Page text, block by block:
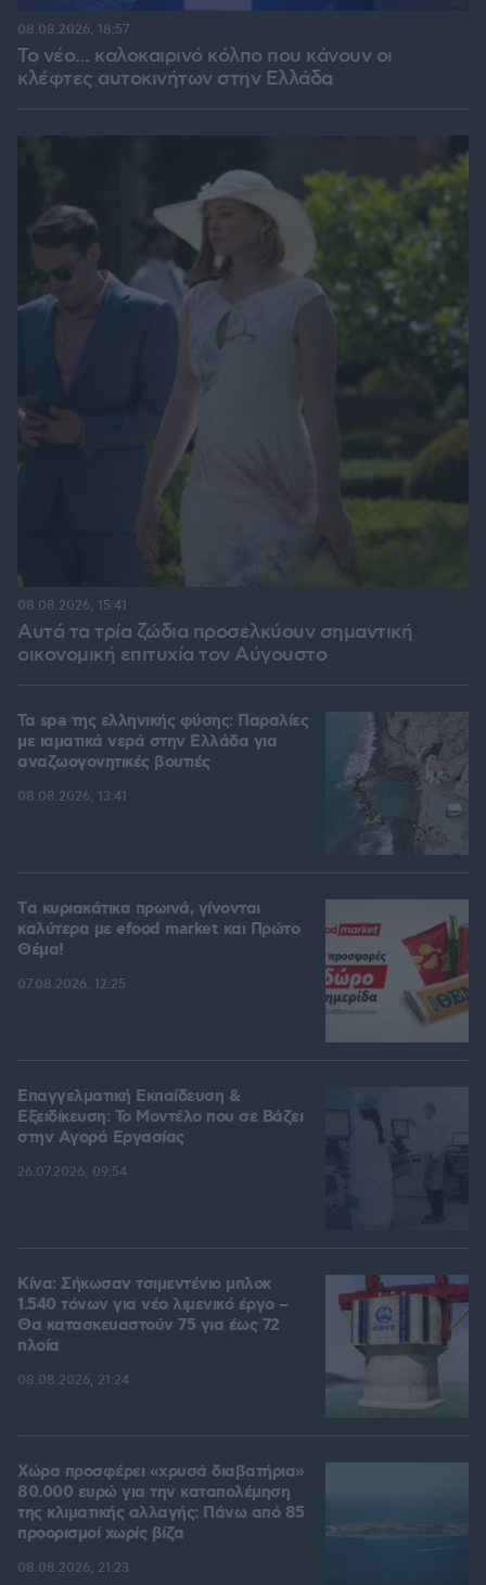
Το νέο... καλοκαιρινό κόλπο που κάνουν οι
κλέφτες αυτοκινήτων στην Ελλάδα
08.08.2026, 18:57
Αυτά τα τρία ζώδια προσελκύουν σημαντική
οικονομική επιτυχία τον Αύγουστο
08.08.2026, 15:41
Τα spa της ελληνικής φύσης: Παραλίες
με ιαματικά νερά στην Ελλάδα για
αναζωογονητικές βουτιές
08.08.2026, 13:41
Tα κυριακάτικα πρωινά, γίνονται
καλύτερα με efood market και Πρώτο
Θέμα!
07.08.2026, 12:25
Επαγγελματική Εκπαίδευση &
Εξειδίκευση: Το Mοντέλο που σε Bάζει
στην Aγορά Eργασίας
26.07.2026, 09:54
Κίνα: Σήκωσαν τσιμεντένιο μπλοκ
1.540 τόνων για νέο λιμενικό έργο –
Θα κατασκευαστούν 75 για έως 72
πλοία
08.08.2026, 21:24
Χώρα προσφέρει «χρυσά διαβατήρια»
80.000 ευρώ για την καταπολέμηση
της κλιματικής αλλαγής: Πάνω από 85
προορισμοί χωρίς βίζα
08.08.2026, 21:23